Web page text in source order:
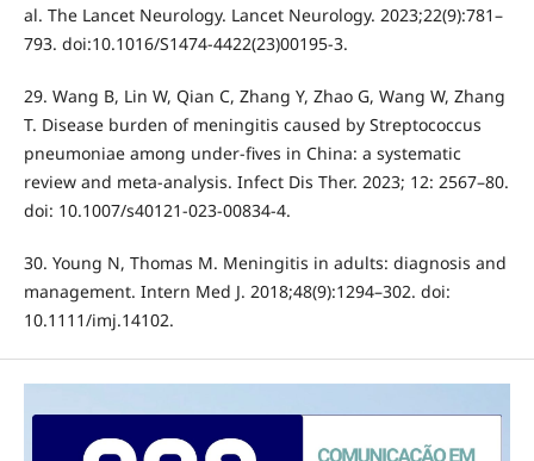
al. The Lancet Neurology. Lancet Neurology. 2023;22(9):781–
793. doi:10.1016/S1474-4422(23)00195-3.
29. Wang B, Lin W, Qian C, Zhang Y, Zhao G, Wang W, Zhang
T. Disease burden of meningitis caused by Streptococcus
pneumoniae among under-fives in China: a systematic
review and meta-analysis. Infect Dis Ther. 2023; 12: 2567–80.
doi: 10.1007/s40121-023-00834-4.
30. Young N, Thomas M. Meningitis in adults: diagnosis and
management. Intern Med J. 2018;48(9):1294–302. doi:
10.1111/imj.14102.